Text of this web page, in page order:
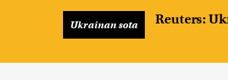
Ukrainan sota Reuters: